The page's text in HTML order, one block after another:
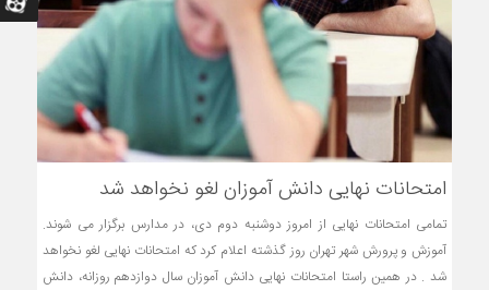
امتحانات نهایی دانش آموزان لغو نخواهد شد
تمامی امتحانات نهایی از امروز دوشنبه دوم دی، در مدارس برگزار می شوند.
آموزش و پرورش شهر تهران روز گذشته اعلام کرد که امتحانات نهایی لغو نخواهد
شد . در همین راستا امتحانات نهایی دانش آموزان سال دوازدهم روزانه، دانش